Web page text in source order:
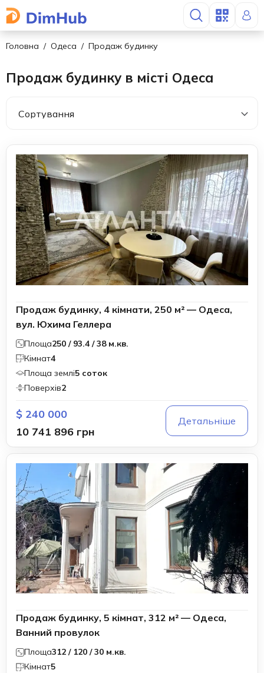
Головна Одеса Продаж будинку
Продаж будинку в місті Одеса
Продаж будинку, 4 кімнати, 250 м² — Одеса,
вул. Юхима Геллера
Площа250 / 93.4 / 38 м.кв.
Кімнат4
Площа землі5 соток
Поверхів2
$ 240 000
10 741 896 грн
Детальніше
Продаж будинку, 5 кімнат, 312 м² — Одеса,
Ванний провулок
Площа312 / 120 / 30 м.кв.
Кімнат5